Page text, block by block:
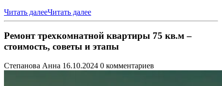
Читать далееЧитать далее
Ремонт трехкомнатной квартиры 75 кв.м –
стоимость, советы и этапы
Степанова Анна 16.10.2024 0 комментариев